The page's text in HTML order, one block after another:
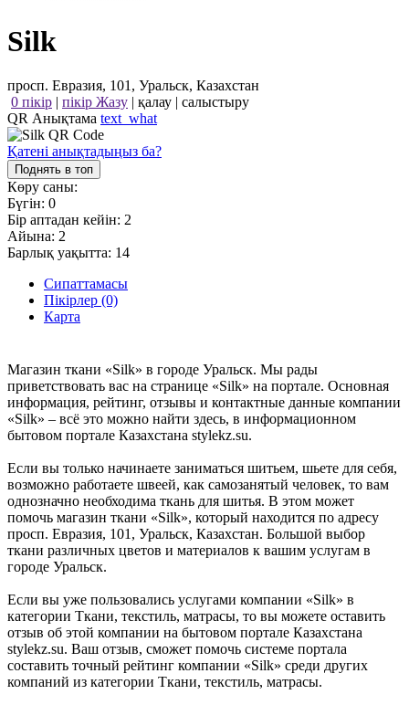
Silk
просп. Евразия, 101, Уральск, Казахстан
0 пікір | пікір Жазу | қалау | салыстыру
QR Анықтама text_what
Қатені анықтадыңыз ба?
Поднять в топ
Көру саны:
Бүгін: 0
Бір аптадан кейін: 2
Айына: 2
Барлық уақытта: 14
Сипаттамасы
Пікірлер (0)
Карта
Магазин ткани «Silk» в городе Уральск. Мы рады
приветствовать вас на странице «Silk» на портале. Основная
информация, рейтинг, отзывы и контактные данные компании
«Silk» – всё это можно найти здесь, в информационном
бытовом портале Казахстана stylekz.su.
Если вы только начинаете заниматься шитьем, шьете для себя,
возможно работаете швеей, как самозанятый человек, то вам
однозначно необходима ткань для шитья. В этом может
помочь магазин ткани «Silk», который находится по адресу
просп. Евразия, 101, Уральск, Казахстан. Большой выбор
ткани различных цветов и материалов к вашим услугам в
городе Уральск.
Если вы уже пользовались услугами компании «Silk» в
категории Ткани, текстиль, матрасы, то вы можете оставить
отзыв об этой компании на бытовом портале Казахстана
stylekz.su. Ваш отзыв, сможет помочь системе портала
составить точный рейтинг компании «Silk» среди других
компаний из категории Ткани, текстиль, матрасы.